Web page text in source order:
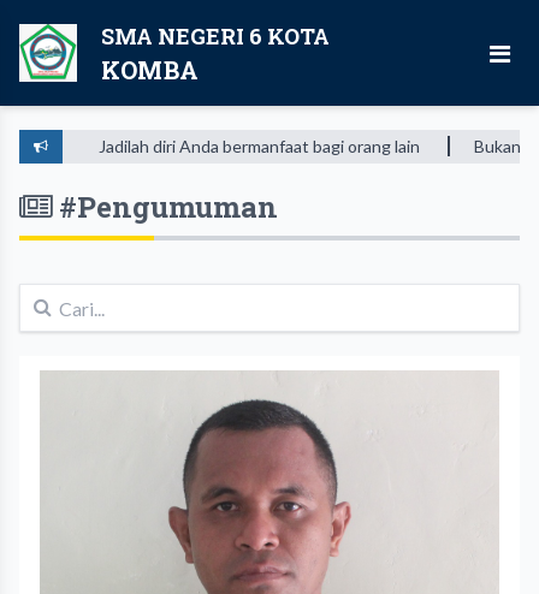
SMA NEGERI 6 KOTA
KOMBA
Jadilah diri Anda bermanfaat bagi orang lain Bukan
#Pengumuman